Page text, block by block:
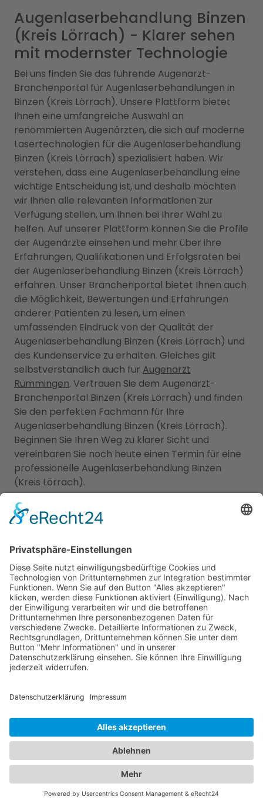
Augenlaserbehandlung Binzen
(Kreis Lörrach) - Klarer sehen
mit modernster Technologie
Bei uns finden Sie das führende Augenarzt-
Branchenportal für Augenlaserbehandlungen in
Binzen (Kreis Lörrach). Unsere Plattform bietet
Ihnen eine umfangreiche Auswahl an
renommierten Augenärzten, die sich auf moderne
Lasertechnologien für die Augenlaserbehandlung
Binzen (Kreis Lörrach) spezialisiert haben. Wir
verstehen, dass eine Augenlaserbehandlung eine
wichtige Entscheidung ist, und deshalb möchten
wir Ihnen alle relevanten Informationen zur
Verfügung stellen, um Ihnen bei Ihrer Wahl zu
helfen. Auf unserer Plattform können Sie die Profile
der Augenärzte einsehen und mehr über ihre
Erfahrungen, Qualifikationen und Erfolgsraten bei
der Augenlaserbehandlung Binzen (Kreis Lörrach)
erfahren. Unser Branchenportal bietet Ihnen auch
die Möglichkeit, Bewertungen und Erfahrungen
anderer Patienten zu lesen, um einen
umfassenden Eindruck von der Qualität der
Augenlaserbehandlung Binzen (Kreis Lörrach) und
des Kundenservice zu erhalten. Gleiches gilt
selbstverständlich auch für Augenarzt
Rümmingen. Vertrauen Sie dem Augenarzt-
Branchenportal Binzen (Kreis Lörrach) und finden
Sie den perfekten Fachmann für Ihre
Augenlaserbehandlung Binzen (Kreis Lörrach).
Beginnen Sie Ihren Weg zu klarer Sicht und
vereinbaren Sie noch heute einen Termin für eine
professionelle Augenlaserbehandlung Binzen
(Kreis Lörrach).
Augenarzt und Kinderarzt
Binzen (Kreis Lörrach):
Experten für die Gesundheit
von Augen und Kindern
Wir verstehen, dass die Gesundheit Ihrer Familie
von größter Bedeutung ist, daher haben wir alle
wichtigen Informationen an einem Ort für Sie
zusammengefasst. Unsere erfahrenen Augenärzte
in Binzen (Kreis Lörrach) sind Experten für
Augengesundheit und bieten eine Vielzahl von
Leistungen an, darunter Routineuntersuchungen,
sowie die Behandlung von Augenkrankheiten. Sie
Diagnosen zu stellen und eine optimale
Versorgung zu gewährleisten. Für die kleinen
Patienten bieten wir Ihnen zudem eine Übersicht
an qualifizierten Kinderärzten in Binzen (Kreis
Lörrach), die sich umfassend um das Wohlergehen
Ihrer Kinder kümmern. Von